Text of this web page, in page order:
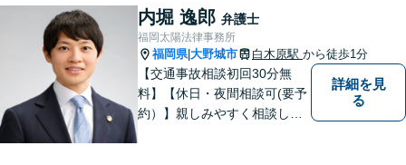
営課題の解決に向けた最適な
法的サポートを提供し、安定
した経営基盤の構築をお手伝
いいたします。
内堀 逸郎 弁護士
福岡太陽法律事務所
福岡県|大野城市 白木原駅 から徒歩1分
【交通事故相談初回30分無
料】【休日・夜間相談可(要予
約）】親しみやすく相談しや
詳細を見
る